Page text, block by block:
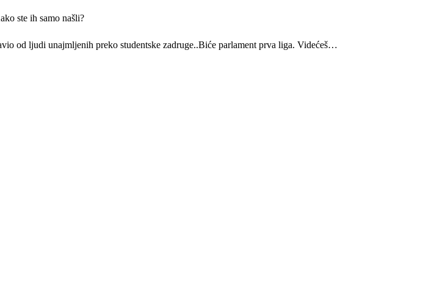
ste ih samo našli?
od ljudi unajmljenih preko studentske zadruge..Biće parlament prva liga. Videćeš…